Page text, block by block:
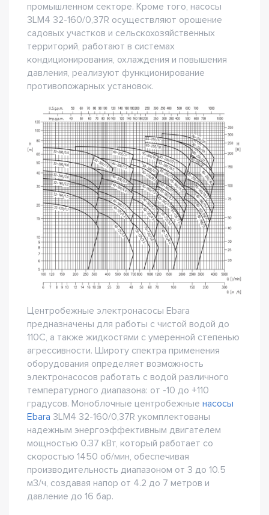
промышленном секторе. Кроме того, насосы
3LM4 32-160/0,37R осуществляют орошение
садовых участков и сельскохозяйственных
территорий, работают в системах
кондиционирования, охлаждения и повышения
давления, реализуют функционирование
противопожарных установок.
Центробежные электронасосы Ebara
предназначены для работы с чистой водой до
110С, а также жидкостями с умеренной степенью
агрессивности. Широту спектра применения
оборудования определяет возможность
электронасосов работать с водой различного
температурного диапазона: от -10 до +110
градусов. Моноблочные центробежные насосы
Ebara 3LM4 32-160/0,37R укомплектованы
надежным энергоэффективным двигателем
мощностью 0.37 кВт, который работает со
скоростью 1450 об/мин, обеспечивая
производительность диапазоном от 3 до 10.5
м3/ч, создавая напор от 4.2 до 7 метров и
давление до 16 бар.